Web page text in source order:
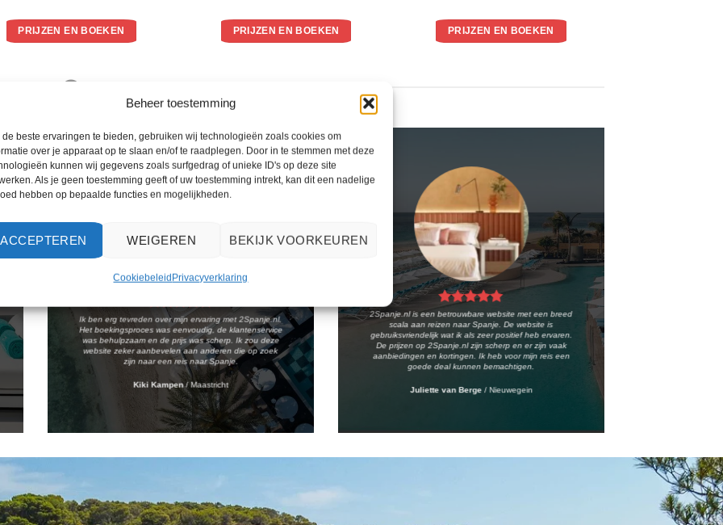
Beheer toestemming
de beste ervaringen te bieden, gebruiken wij technologieën zoals cookies om
over je apparaat op te slaan en/of te raadplegen. Door in te stemmen met deze
kunnen wij gegevens zoals surfgedrag of unieke ID's op deze site
Als je geen toestemming geeft of uw toestemming intrekt, kan dit een nadelige
hebben op bepaalde functies en mogelijkheden.
ACCEPTEREN WEIGEREN BEKIJK VOORKEUREN
CookiebeleidPrivacyverklaring
PRIJZEN EN BOEKEN PRIJZEN EN BOEKEN PRIJZEN EN BOEKEN
Ik ben erg tevreden over mijn ervaring met 2Spanje.nl.
Het boekingsproces was eenvoudig, de klantenservice
was behulpzaam en de prijs was scherp. Ik zou deze
website zeker aanbevelen aan anderen die op zoek
zijn naar een reis naar Spanje.
Kiki Kampen /Maastricht
2Spanje.nl is een betrouwbare website met een breed
scala aan reizen naar Spanje. De website is
gebruiksvriendelijk wat ik als zeer positief heb ervaren.
De prijzen op 2Spanje.nl zijn scherp en er zijn vaak
aanbiedingen en kortingen. Ik heb voor mijn reis een
goede deal kunnen bemachtigen.
Juliette van Berge /Nieuwegein